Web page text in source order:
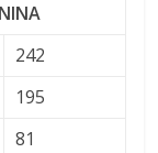
242
195
81